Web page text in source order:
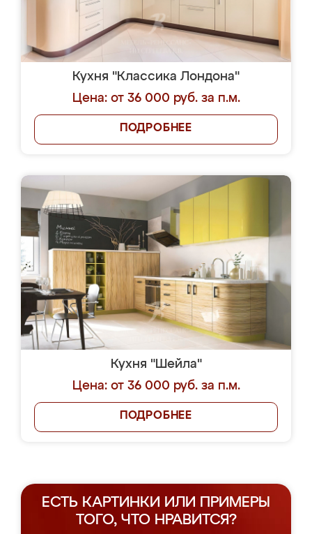
Кухня "Классика Лондона"
Цена: от 36 000 руб. за п.м.
ПОДРОБНЕЕ
Кухня "Шейла"
Цена: от 36 000 руб. за п.м.
ПОДРОБНЕЕ
ЕСТЬ КАРТИНКИ ИЛИ ПРИМЕРЫ
ТОГО, ЧТО НРАВИТСЯ?